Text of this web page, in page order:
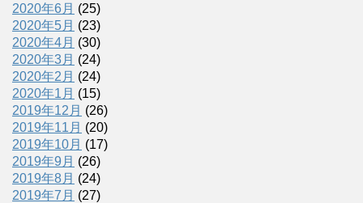
2020年6月 (25)
2020年5月 (23)
2020年4月 (30)
2020年3月 (24)
2020年2月 (24)
2020年1月 (15)
2019年12月 (26)
2019年11月 (20)
2019年10月 (17)
2019年9月 (26)
2019年8月 (24)
2019年7月 (27)